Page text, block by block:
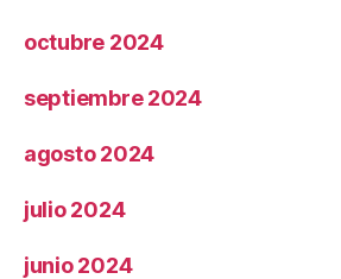
octubre 2024
septiembre 2024
agosto 2024
julio 2024
junio 2024